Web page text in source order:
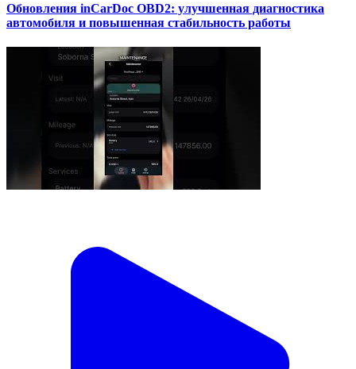
Обновления inCarDoc OBD2: улучшенная диагностика
автомобиля и повышенная стабильность работы